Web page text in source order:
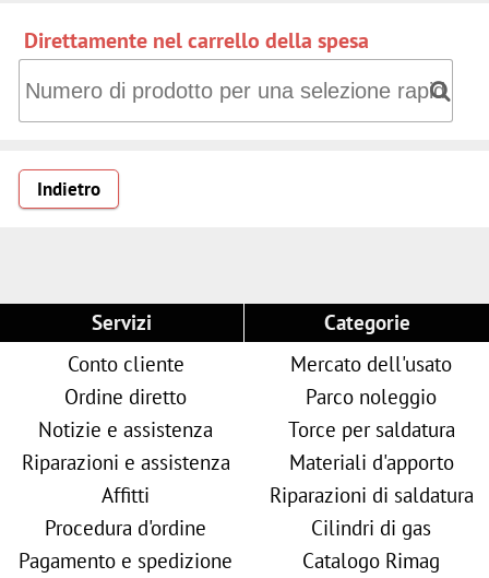
Direttamente nel carrello della spesa
Indietro
Servizi
Conto cliente
Ordine diretto
Notizie e assistenza
Riparazioni e assistenza
Affitti
Procedura d'ordine
Pagamento e spedizione
Categorie
Mercato dell'usato
Parco noleggio
Torce per saldatura
Materiali d'apporto
Riparazioni di saldatura
Cilindri di gas
Catalogo Rimag